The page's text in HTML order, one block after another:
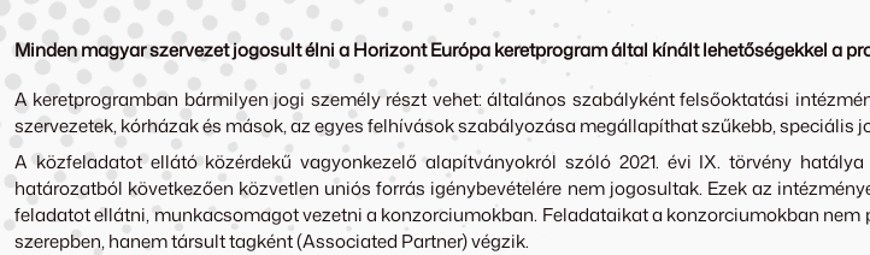
Minden magyar szervezet jogosult élni a Horizont Európa keretprogram által kínált lehetőségekkel a
A keretprogramban bármilyen jogi személy részt vehet: általános szabályként felsőoktatási
szervezetek, kórházak és mások, az egyes felhívások szabályozása megállapíthat szűkebb, speciális
A közfeladatot ellátó közérdekű vagyonkezelő alapítványokról szóló 2021. évi IX. törvény
határozatból következően közvetlen uniós forrás igénybevételére nem jogosultak. Ezek az
feladatot ellátni, munkacsomagot vezetni a konzorciumokban. Feladataikat a konzorciumokban
szerepben, hanem társult tagként (Associated Partner) végzik.